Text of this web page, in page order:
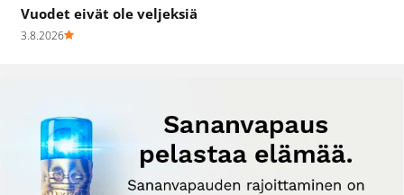
Vuodet eivät ole veljeksiä
3.8.2026